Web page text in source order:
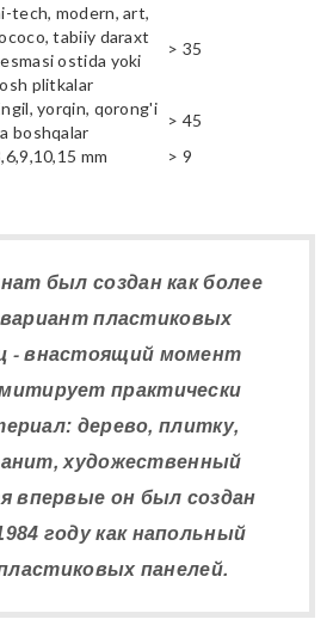
tech, modern, art,
tabiiy daraxt
ostida yoki
plitkalar
> 35
yorqin, qorong'i
boshqalar
> 45
mm > 9
был создан как более
пластиковых
- внастоящий момент
практически
дерево, плитку,
художественный
впервые он был создан
году как напольный
панелей.